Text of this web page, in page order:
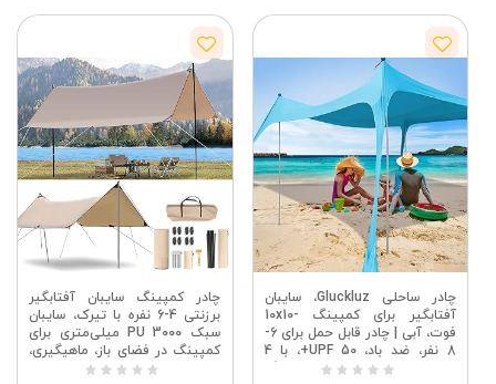
چادر ساحلی Gluckluz، سایبان
آفتابگیر برای کمپینگ -10x10
فوت، آبی | چادر قابل حمل برای 6-
8 نفر، ضد باد، UPF 50+، با 4
تیرک آلومینیومی تاشو و لنگر
چادر کمپینگ سایبان آفتابگیر
برزنتی 4-6 نفره با تیرک، سایبان
سبک PU 3000 میلی‌متری برای
کمپینگ در فضای باز، ماهیگیری،
پیک‌نیک در حیاط خلوت، استخر